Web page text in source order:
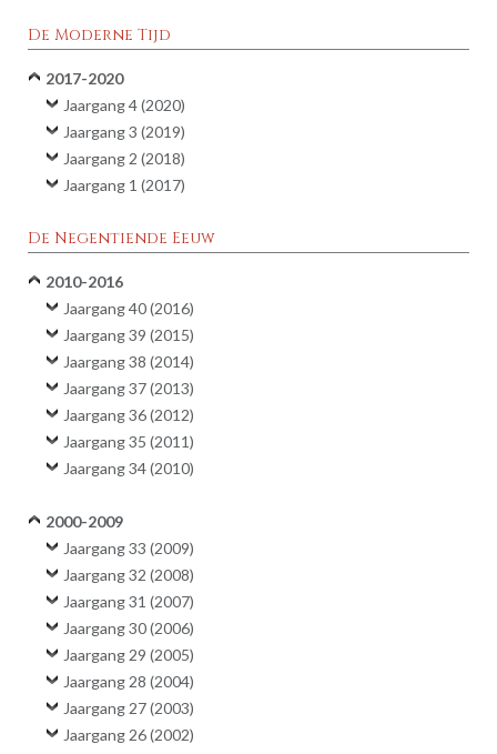
De Moderne Tijd
2017-2020
Jaargang 4 (2020)
Jaargang 3 (2019)
Jaargang 2 (2018)
Jaargang 1 (2017)
De Negentiende Eeuw
2010-2016
Jaargang 40 (2016)
Jaargang 39 (2015)
Jaargang 38 (2014)
Jaargang 37 (2013)
Jaargang 36 (2012)
Jaargang 35 (2011)
Jaargang 34 (2010)
2000-2009
Jaargang 33 (2009)
Jaargang 32 (2008)
Jaargang 31 (2007)
Jaargang 30 (2006)
Jaargang 29 (2005)
Jaargang 28 (2004)
Jaargang 27 (2003)
Jaargang 26 (2002)